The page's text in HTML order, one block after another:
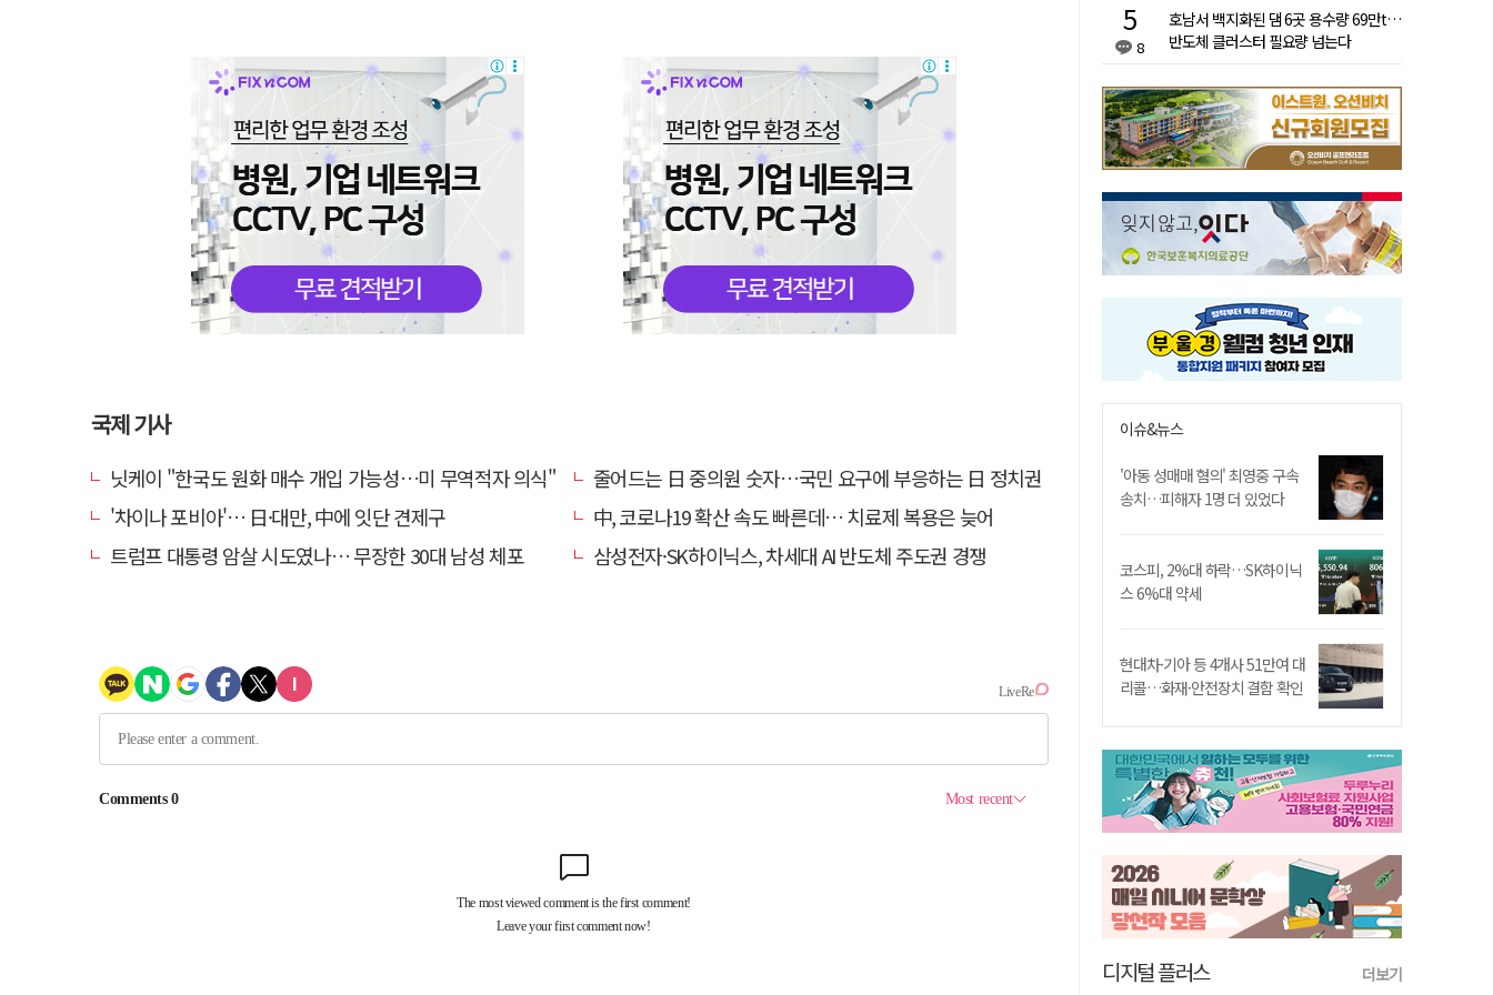
국제 기사
닛케이 "한국도 원화 매수 개입 가능성…미 무역적자 의식"
줄어드는 日 중의원 숫자…국민 요구에 부응하는 日 정치권
'차이나 포비아'… 日·대만, 中에 잇단 견제구
中, 코로나19 확산 속도 빠른데… 치료제 복용은 늦어
트럼프 대통령 암살 시도였나… 무장한 30대 남성 체포
삼성전자·SK하이닉스, 차세대 AI 반도체 주도권 경쟁
8
호남서 백지화된 댐 6곳 용수량 69만t…
반도체 클러스터 필요량 넘는다
이슈&뉴스
'아동 성매매 혐의' 최영중 구속
송치…피해자 1명 더 있었다
코스피, 2%대 하락…SK하이닉
스 6%대 약세
현대차·기아 등 4개사 51만여 대
리콜…화재·안전장치 결함 확인
디지털 플러스 더보기